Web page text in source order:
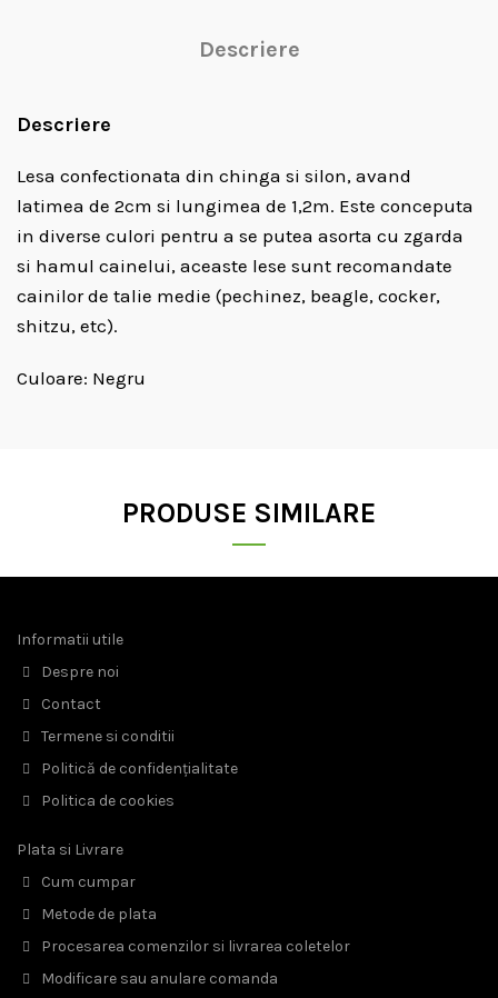
Descriere
Descriere
Lesa confectionata din chinga si silon, avand
latimea de 2cm si lungimea de 1,2m. Este conceputa
in diverse culori pentru a se putea asorta cu zgarda
si hamul cainelui, aceaste lese sunt recomandate
cainilor de talie medie (pechinez, beagle, cocker,
shitzu, etc).
Culoare: Negru
PRODUSE SIMILARE
Informatii utile
Despre noi
Contact
Termene si conditii
Politică de confidențialitate
Politica de cookies
Plata si Livrare
Cum cumpar
Metode de plata
Procesarea comenzilor si livrarea coletelor
Modificare sau anulare comanda